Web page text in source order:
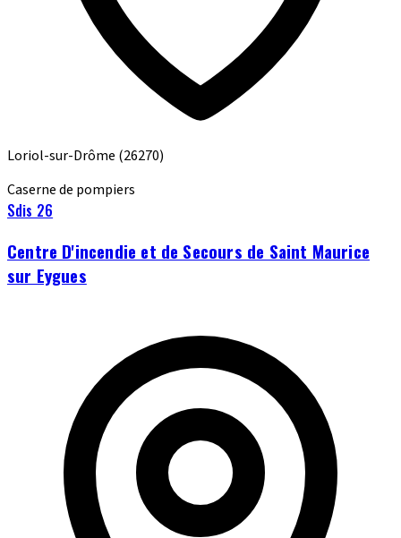
Loriol-sur-Drôme (26270)
Caserne de pompiers
Sdis 26
Centre D'incendie et de Secours de Saint Maurice
sur Eygues